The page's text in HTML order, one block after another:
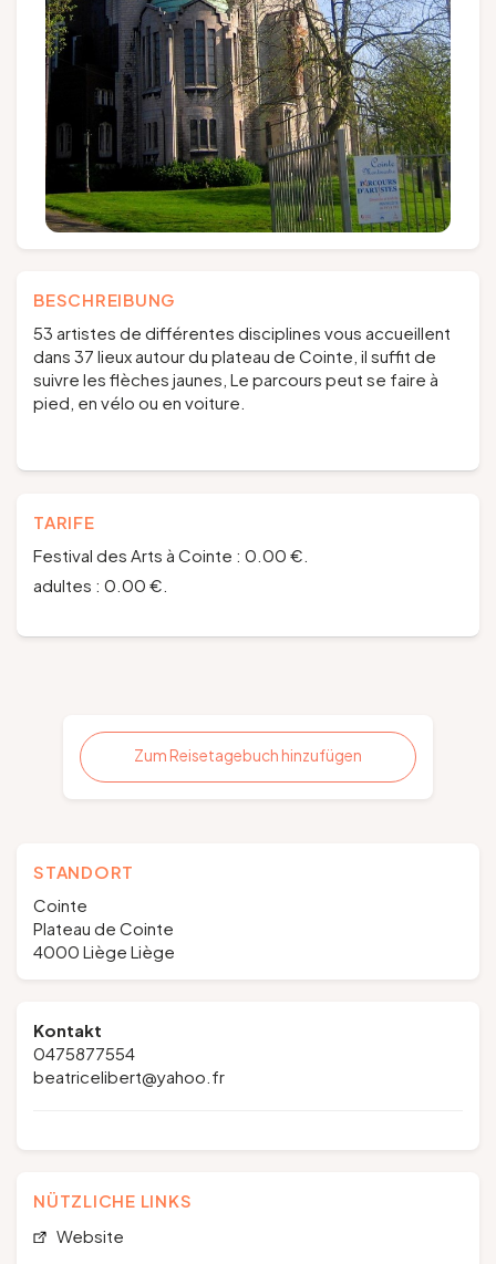
BESCHREIBUNG
53 artistes de différentes disciplines vous accueillent
dans 37 lieux autour du plateau de Cointe, il suffit de
suivre les flèches jaunes, Le parcours peut se faire à
pied, en vélo ou en voiture.
TARIFE
Festival des Arts à Cointe : 0.00 €.
adultes : 0.00 €.
Zum Reisetagebuch hinzufügen
STANDORT
Cointe
Plateau de Cointe
4000 Liège Liège
Kontakt
0475877554
beatricelibert@yahoo.fr
NÜTZLICHE LINKS
Website